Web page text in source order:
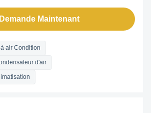
Demande Maintenant
air Condition
d'air